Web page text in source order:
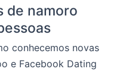
de namoro
conhecemos novas
e Facebook Dating